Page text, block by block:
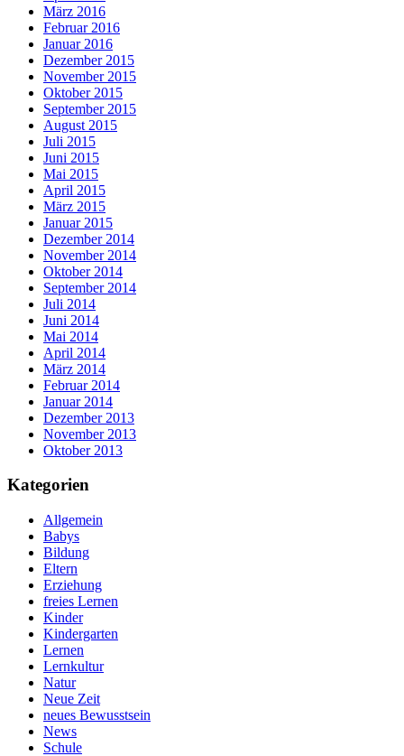
März 2016
Februar 2016
Januar 2016
Dezember 2015
November 2015
Oktober 2015
September 2015
August 2015
Juli 2015
Juni 2015
Mai 2015
April 2015
März 2015
Januar 2015
Dezember 2014
November 2014
Oktober 2014
September 2014
Juli 2014
Juni 2014
Mai 2014
April 2014
März 2014
Februar 2014
Januar 2014
Dezember 2013
November 2013
Oktober 2013
Kategorien
Allgemein
Babys
Bildung
Eltern
Erziehung
freies Lernen
Kinder
Kindergarten
Lernen
Lernkultur
Natur
Neue Zeit
neues Bewusstsein
News
Schule